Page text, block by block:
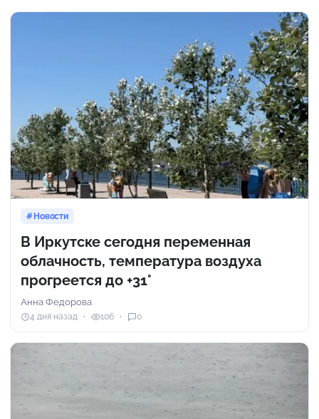
Новости
В Иркутске сегодня переменная
облачность, температура воздуха
прогреется до +31°
Анна Федорова
4 дня назад 106 0